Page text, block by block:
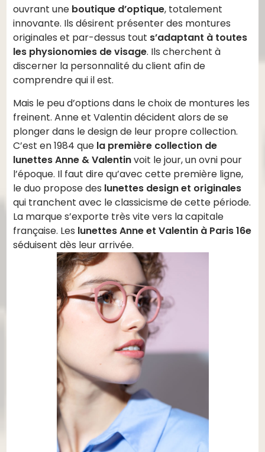
ouvrant une boutique d’optique, totalement
innovante. Ils désirent présenter des montures
originales et par-dessus tout s’adaptant à toutes
les physionomies de visage. Ils cherchent à
discerner la personnalité du client afin de
comprendre qui il est.
Mais le peu d’options dans le choix de montures les
freinent. Anne et Valentin décident alors de se
plonger dans le design de leur propre collection.
C’est en 1984 que la première collection de
lunettes Anne & Valentinvoit le jour, un ovni pour
l’époque. Il faut dire qu’avec cette première ligne,
le duo propose des lunettes design et originales
qui tranchent avec le classicisme de cette période.
La marque s’exporte très vite vers la capitale
française. Les lunettes Anne et Valentin à Paris 16e
séduisent dès leur arrivée.